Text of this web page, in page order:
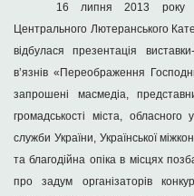
16 липня 2013 року
Центрального Лютеранського
відбулася презентація
в’язнів «Переображення
запрошені масмедіа,
громадськості міста, обласного
служби України, Української
та благодійна опіка в місцях
про задум організаторів